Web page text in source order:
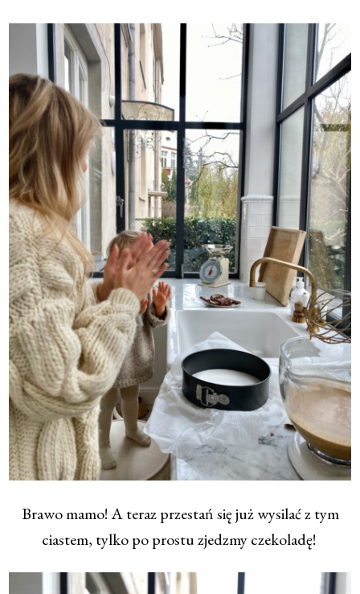
Brawo mamo! A teraz przestań się już wysilać z tym
ciastem, tylko po prostu zjedzmy czekoladę!